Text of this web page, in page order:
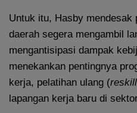
Untuk itu, Hasby mendesak
daerah segera mengambil
mengantisipasi dampak
menekankan pentingnya
kerja, pelatihan ulang (
lapangan kerja baru di